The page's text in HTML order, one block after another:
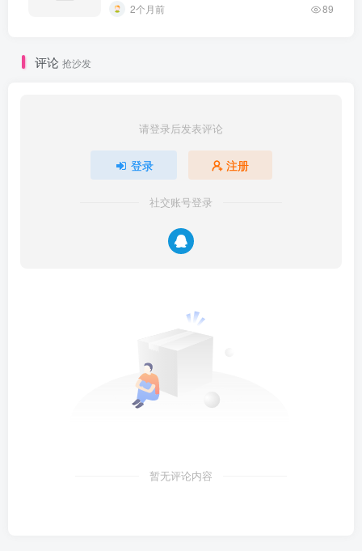
2个月前 89
评论 抢沙发
请登录后发表评论
登录 注册
社交账号登录
暂无评论内容